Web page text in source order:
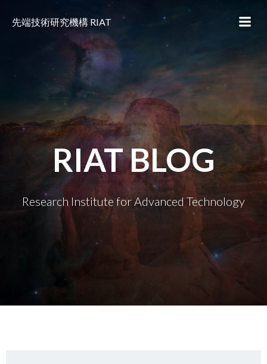
ス
キ
ッ
プ
先端技術研究機構 RIAT
RIAT BLOG
Research Institute for Advanced Technology